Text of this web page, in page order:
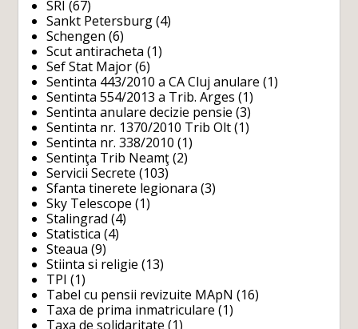
SRI (67)
Sankt Petersburg (4)
Schengen (6)
Scut antiracheta (1)
Sef Stat Major (6)
Sentinta 443/2010 a CA Cluj anulare (1)
Sentinta 554/2013 a Trib. Arges (1)
Sentinta anulare decizie pensie (3)
Sentinta nr. 1370/2010 Trib Olt (1)
Sentinta nr. 338/2010 (1)
Sentinţa Trib Neamţ (2)
Servicii Secrete (103)
Sfanta tinerete legionara (3)
Sky Telescope (1)
Stalingrad (4)
Statistica (4)
Steaua (9)
Stiinta si religie (13)
TPI (1)
Tabel cu pensii revizuite MApN (16)
Taxa de prima inmatriculare (1)
Taxa de solidaritate (1)